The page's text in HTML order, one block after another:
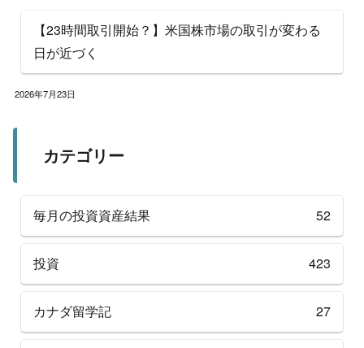
【23時間取引開始？】米国株市場の取引が変わる
日が近づく
2026年7月23日
カテゴリー
毎月の投資資産結果 52
投資 423
カナダ留学記 27